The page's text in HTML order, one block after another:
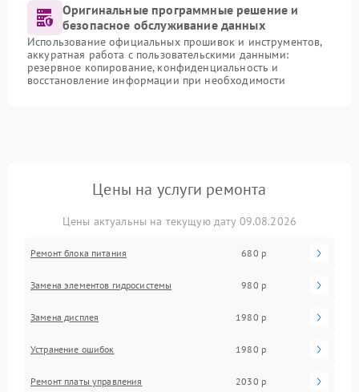
Оригинальные программные решение и
безопасное обслуживание данных
Использование официальных прошивок и инструментов,
аккуратная работа с пользовательскими данными:
резервное копирование, конфиденциальность и
восстановление информации при необходимости
Цены на услуги ремонта
Цены актуальны на текущую дату 09.08.2026
Ремонт блока питания 680 р
Замена элементов гидросистемы 980 р
Замена дисплея 1980 р
Устранение ошибок 1980 р
Ремонт платы управления 2030 р